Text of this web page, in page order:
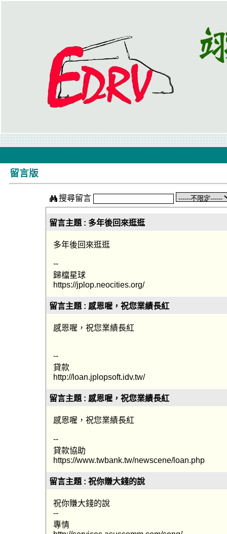
留言版
搜尋留言
留言主題 : 多年後回來逛逛
多年後回來逛逛
--
歸檔星球
https://jplop.neocities.org/
留言主題 : 感恩喔，祝您業績長紅
感恩喔，祝您業績長紅
--
貸款
http://loan.jplopsoft.idv.tw/
留言主題 : 感恩喔，祝您業績長紅
感恩喔，祝您業績長紅
--
貸款協助
https://www.twbank.tw/newscene/loan.php
留言主題 : 祝你賺大錢的說
祝你賺大錢的說
--
專情